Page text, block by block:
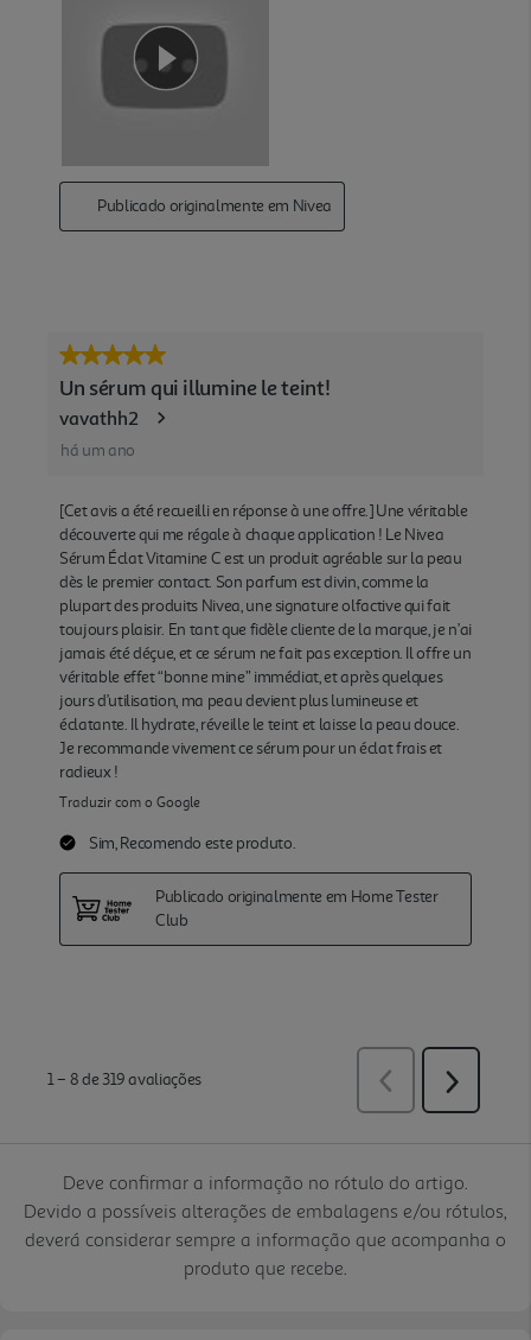
Deve confirmar a informação no rótulo do artigo.
Devido a possíveis alterações de embalagens e/ou rótulos,
deverá considerar sempre a informação que acompanha o
produto que recebe.